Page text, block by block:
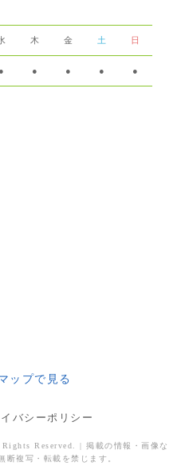
木 金 土 日
● ● ● ● ●
ップで見る
バシーポリシー
Reserved. | 掲載の情報・画像な
断複写・転載を禁じます。